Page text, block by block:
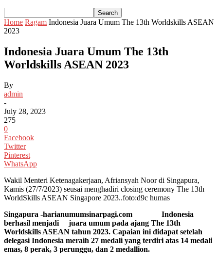
Home Ragam Indonesia Juara Umum The 13th Worldskills ASEAN
2023
Indonesia Juara Umum The 13th
Worldskills ASEAN 2023
By
admin
-
July 28, 2023
275
0
Facebook
Twitter
Pinterest
WhatsApp
Wakil Menteri Ketenagakerjaan, Afriansyah Noor di Singapura,
Kamis (27/7/2023) seusai menghadiri closing ceremony The 13th
WorldSkills ASEAN Singapore 2023..foto:d9c humas
Singapura -harianumumsinarpagi.com Indonesia
berhasil menjadi juara umum pada ajang The 13th
Worldskills ASEAN tahun 2023. Capaian ini didapat setelah
delegasi Indonesia meraih 27 medali yang terdiri atas 14 medali
emas, 8 perak, 3 perunggu, dan 2 medallion.